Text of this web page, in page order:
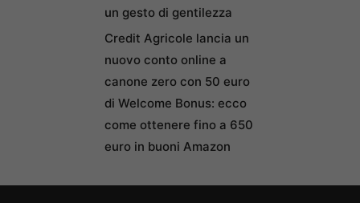
un gesto di gentilezza
Credit Agricole lancia un
nuovo conto online a
canone zero con 50 euro
di Welcome Bonus: ecco
come ottenere fino a 650
euro in buoni Amazon